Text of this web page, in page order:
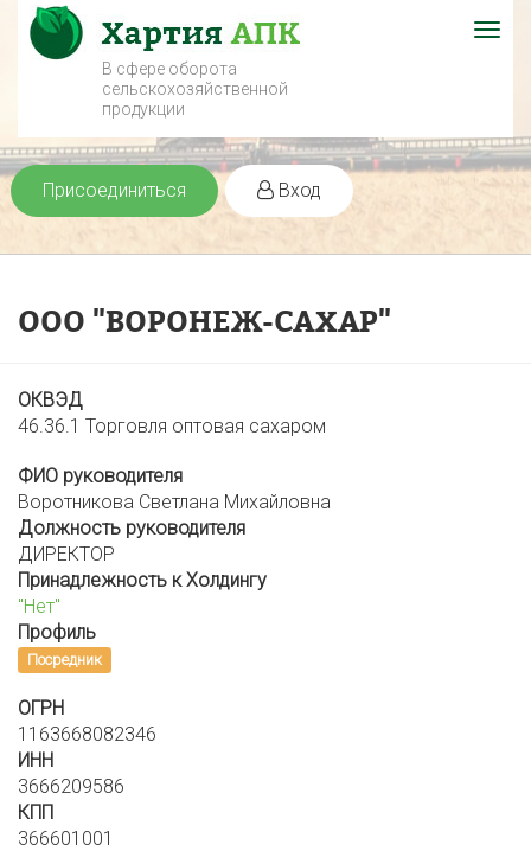
В сфере оборота
сельскохозяйственной
продукции
Присоединиться Вход
ООО "ВОРОНЕЖ-САХАР"
ОКВЭД
46.36.1 Торговля оптовая сахаром
ФИО руководителя
Воротникова Светлана Михайловна
Должность руководителя
ДИРЕКТОР
Принадлежность к Холдингу
"Нет"
Профиль
Посредник
ОГРН
1163668082346
ИНН
3666209586
КПП
366601001